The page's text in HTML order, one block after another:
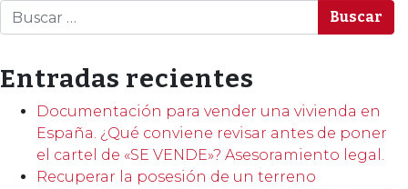
Buscar
Entradas recientes
Documentación para vender una vivienda en
España. ¿Qué conviene revisar antes de poner
el cartel de «SE VENDE»? Asesoramiento legal.
Recuperar la posesión de un terreno